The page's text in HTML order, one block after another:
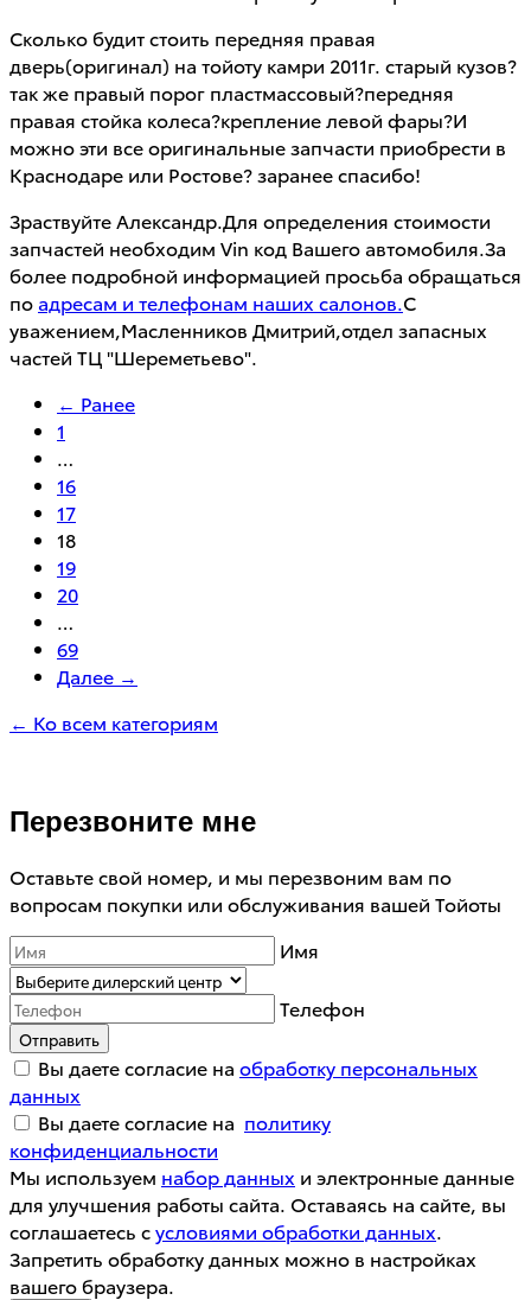
Сколько будит стоить передняя правая
дверь(оригинал) на тойоту камри 2011г. старый кузов?
так же правый порог пластмассовый?передняя
правая стойка колеса?крепление левой фары?И
можно эти все оригинальные запчасти приобрести в
Краснодаре или Ростове? заранее спасибо!
Зраствуйте Александр.Для определения стоимости
запчастей необходим Vin код Вашего автомобиля.За
более подробной информацией просьба обращаться
по адресам и телефонам наших салонов.С
уважением,Масленников Дмитрий,отдел запасных
частей ТЦ "Шереметьево".
← Ранее
1
…
16
17
18
19
20
…
69
Далее →
← Ко всем категориям
Перезвоните мне
Оставьте свой номер, и мы перезвоним вам по
вопросам покупки или обслуживания вашей Тойоты
Имя
Телефон
Отправить
Вы даете согласие на обработку персональных
данных
Вы даете согласие на политику
конфиденциальности
Мы используем набор данных и электронные данные
для улучшения работы сайта. Оставаясь на сайте, вы
соглашаетесь сусловиями обработки данных.
Запретить обработку данных можно в настройках
вашего браузера.